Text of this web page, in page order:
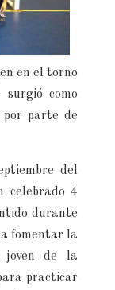
en el torno
surgió como
por parte de
del
celebrado 4
durante
fomentar la
joven de la
practicar